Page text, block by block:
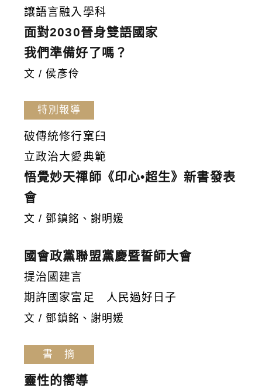
讓語言融入學科
面對2030晉身雙語國家
我們準備好了嗎？
文 / 侯彥伶
特別報導
破傳統修行窠臼
立政治大愛典範
悟覺妙天禪師《印心•超生》新書發表
會
文 / 鄧鎮銘、謝明媛
國會政黨聯盟黨慶暨誓師大會
提治國建言
期許國家富足 人民過好日子
文 / 鄧鎮銘、謝明媛
書 摘
靈性的嚮導